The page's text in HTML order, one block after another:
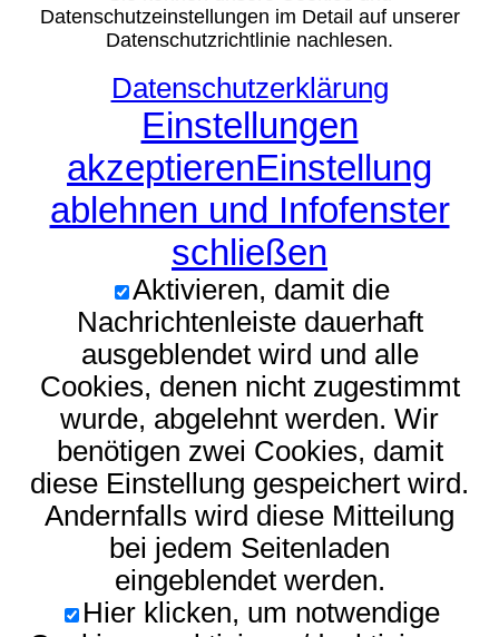
Datenschutzeinstellungen im Detail auf unserer
Datenschutzrichtlinie nachlesen.
Datenschutzerklärung
Einstellungen
akzeptierenEinstellung
ablehnen und Infofenster
schließen
Aktivieren, damit die
Nachrichtenleiste dauerhaft
ausgeblendet wird und alle
Cookies, denen nicht zugestimmt
wurde, abgelehnt werden. Wir
benötigen zwei Cookies, damit
diese Einstellung gespeichert wird.
Andernfalls wird diese Mitteilung
bei jedem Seitenladen
eingeblendet werden.
Hier klicken, um notwendige